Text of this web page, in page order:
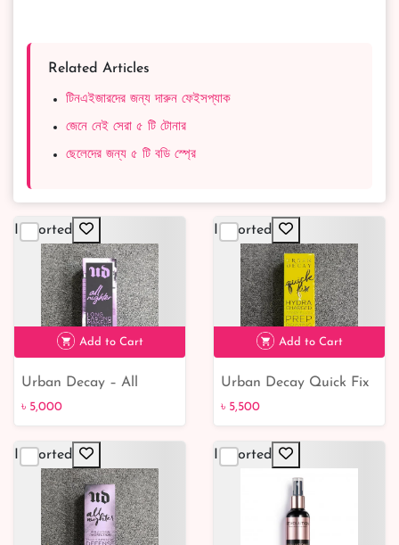
Related Articles
টিনএইজারদের জন্য দারুন ফেইসপ্যাক
জেনে নেই সেরা ৫ টি টোনার
ছেলেদের জন্য ৫ টি বডি স্প্রে
Imported
Add to Cart
Urban Decay – All
Nighter Long Lasting
118ml
৳ 5,000
Imported
Add to Cart
Urban Decay Quick Fix
Primer Spray - Refresh
Complexion Boost Your
Skin's Hydration with
Urban Decay Quick Fix
Primer Spray Achieve
৳ 5,500
Imported Imported